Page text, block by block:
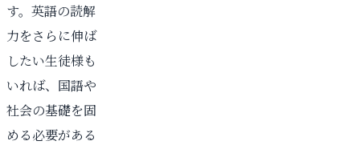
す。英語の読解
力をさらに伸ば
したい生徒様も
いれば、国語や
社会の基礎を固
める必要がある